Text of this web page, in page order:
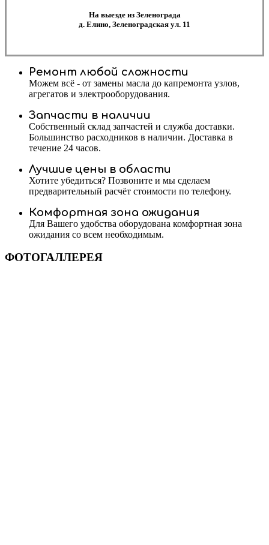
На выезде из Зеленограда
д. Елино, Зеленоградская ул. 11
Ремонт любой сложности
Можем всё - от замены масла до капремонта узлов,
агрегатов и электрооборудования.
Запчасти в наличии
Собственный склад запчастей и служба доставки.
Большинство расходников в наличии. Доставка в
течение 24 часов.
Лучшие цены в области
Хотите убедиться? Позвоните и мы сделаем
предварительный расчёт стоимости по телефону.
Комфортная зона ожидания
Для Вашего удобства оборудована комфортная зона
ожидания со всем необходимым.
ФОТОГАЛЛЕРЕЯ